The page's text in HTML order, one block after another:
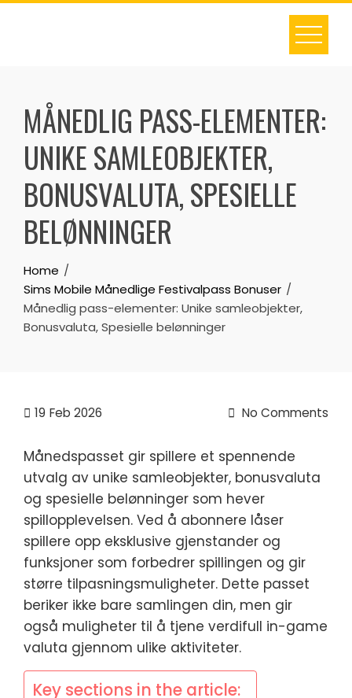
Skip
MÅNEDLIG PASS-ELEMENTER:
UNIKE SAMLEOBJEKTER,
BONUSVALUTA, SPESIELLE
BELØNNINGER
Home
Sims Mobile Månedlige Festivalpass Bonuser
Månedlig pass-elementer: Unike samleobjekter,
Bonusvaluta, Spesielle belønninger
19 Feb 2026 No Comments
Månedspasset gir spillere et spennende
utvalg av unike samleobjekter, bonusvaluta
og spesielle belønninger som hever
spillopplevelsen. Ved å abonnere låser
spillere opp eksklusive gjenstander og
funksjoner som forbedrer spillingen og gir
større tilpasningsmuligheter. Dette passet
beriker ikke bare samlingen din, men gir
også muligheter til å tjene verdifull in-game
valuta gjennom ulike aktiviteter.
Key sections in the article: